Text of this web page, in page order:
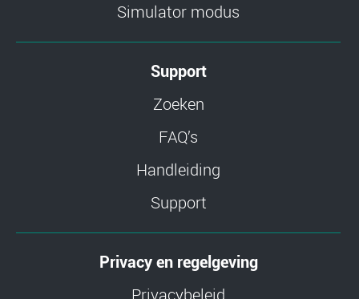
Simulator modus
Support
Zoeken
FAQ’s
Handleiding
Support
Privacy en regelgeving